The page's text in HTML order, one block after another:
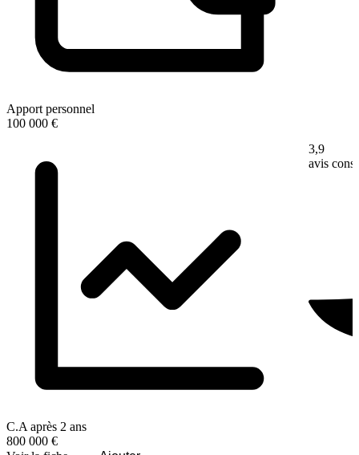
Apport personnel
100 000 €
C.A après 2 ans
800 000 €
3,9
avis